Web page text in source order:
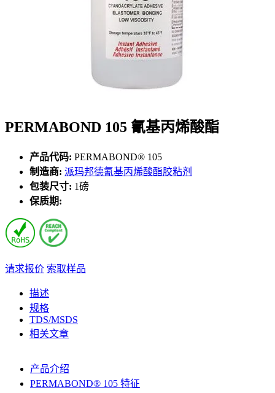
PERMABOND 105 氰基丙烯酸酯
产品代码: PERMABOND® 105
制造商: 派玛邦德氰基丙烯酸酯胶粘剂
包装尺寸: 1磅
保质期:
请求报价 索取样品
描述
规格
TDS/MSDS
相关文章
产品介绍
PERMABOND® 105 特征